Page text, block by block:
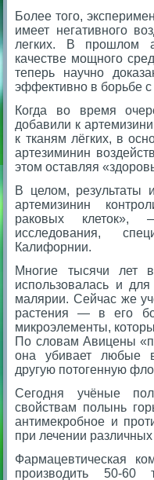
Более того,
имеет негативного
легких. В прошлом
качестве мощного
теперь научно
эффективно в борьбе с
Когда во время
добавили к
к тканям лёгких, в
артезиминин
этом оставляя
В целом, результаты
артемизинин
раковых
исследования,
Калифорнии.
Многие тысячи лет
использовалась и
малярии. Сейчас же
растения — в его
микроэлементы,
По словам Авицены
она убивает любые
другую потогенную
Сегодня учёные
свойствам полынь
антимекробное и
при лечении
Фармацевтическая
производить 50-60